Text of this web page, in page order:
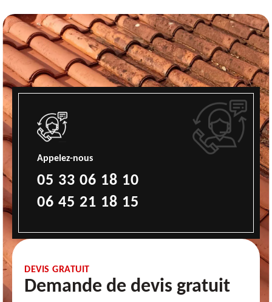
Appelez-nous
05 33 06 18 10
06 45 21 18 15
DEVIS GRATUIT
Demande de devis gratuit